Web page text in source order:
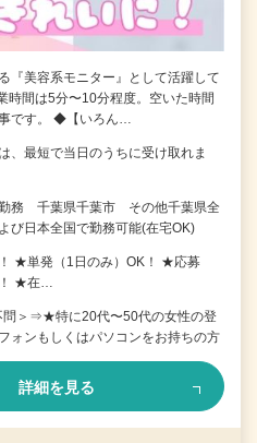
『美容系モニター』として活躍して
時間は5分〜10分程度。空いた時間
です。 ◆【いろん…
最短で当日のうちに受け取れま
務 千葉県千葉市 その他千葉県全
び日本全国で勤務可能(在宅OK)
★単発（1日のみ）OK！ ★応募
！ ★在…
問＞⇒★特に20代〜50代の女性の登
ンもしくはパソコンをお持ちの方
詳細を見る